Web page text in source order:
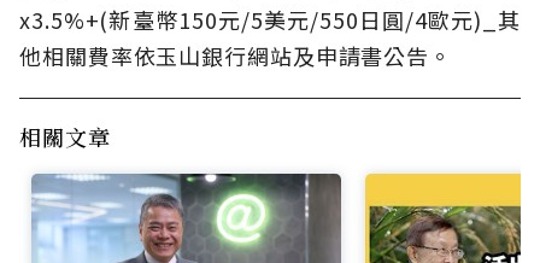
x3.5%+(新臺幣150元/5美元/550日圓/4歐元)_其
他相關費率依玉山銀行網站及申請書公告。
相關文章